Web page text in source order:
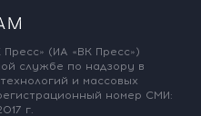
(ИА «ВК Пресс»)
службе по надзору в
технологий и массовых
номер СМИ:
г.